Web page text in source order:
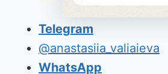
Telegram
@anastasiia_valiaieva
WhatsApp
в изучении